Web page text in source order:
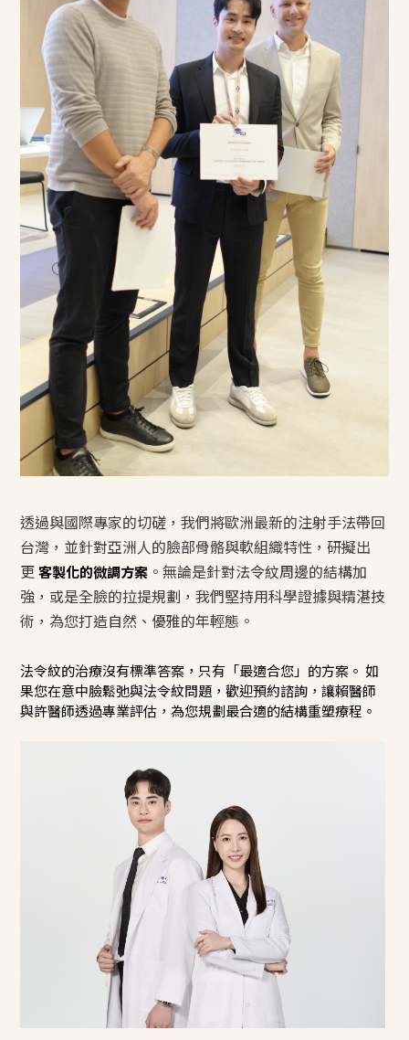
透過與國際專家的切磋，我們將歐洲最新的注射手法帶回
台灣，並針對亞洲人的臉部骨骼與軟組織特性，研擬出
更客製化的微調方案 。無論是針對法令紋周邊的結構加
強，或是全臉的拉提規劃，我們堅持用科學證據與精湛技
術，為您打造自然、優雅的年輕態。
法令紋的治療沒有標準答案，只有「最適合您」的方案。 如
果您在意中臉鬆弛與法令紋問題，歡迎預約諮詢，讓賴醫師
與許醫師透過專業評估，為您規劃最合適的結構重塑療程。